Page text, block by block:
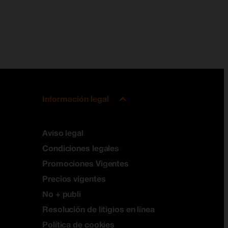
Información legal
Aviso legal
Condiciones legales
Promociones Vigentes
Precios vigentes
No + publi
Resolución de litigios en línea
Política de cookies